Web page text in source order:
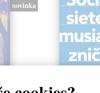
novinka